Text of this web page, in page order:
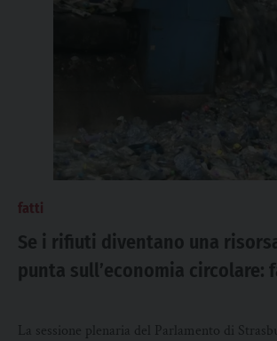
fatti
Se i rifiuti diventano una
punta sull’economia circolare:
La sessione plenaria del Parlamento di